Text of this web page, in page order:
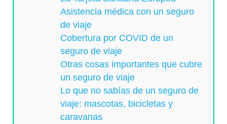
Asistencia médica con un seguro
de viaje
Cobertura por COVID de un
seguro de viaje
Otras cosas importantes que cubre
un seguro de viaje
Lo que no sabías de un seguro de
viaje: mascotas, bicicletas y
caravanas